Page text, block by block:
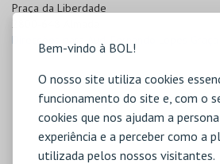
Bem-vindo à BOL!
O nosso site utiliza cookies
funcionamento do site e, com o
cookies que nos ajudam a
experiência e a perceber como a
utilizada pelos nossos visitantes.
Praça da Liberdade
2800-648 Almada
Direcções para Aud. Fernando Lopes Graça